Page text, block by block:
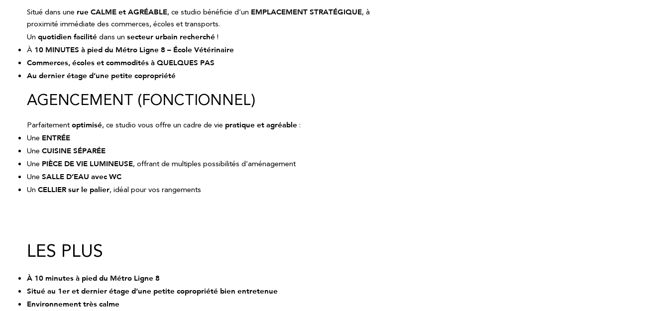
Situé dans une rue CALME et AGRÉABLE, ce studio bénéficie d’un EMPLACEMENT STRATÉGIQUE, à
proximité immédiate des commerces, écoles et transports.
Un quotidien facilité dans un secteur urbain recherché !
À 10 MINUTES à pied du Métro Ligne 8 – École Vétérinaire
Commerces, écoles et commodités à QUELQUES PAS
Au dernier étage d’une petite copropriété
AGENCEMENT (FONCTIONNEL)
Parfaitementoptimisé, ce studio vous offre un cadre de vie pratique et agréable :
Une ENTRÉE
Une CUISINE SÉPARÉE
Une PIÈCE DE VIE LUMINEUSE, offrant de multiples possibilités d’aménagement
Une SALLE D’EAU avec WC
Un CELLIER sur le palier, idéal pour vos rangements
LES PLUS
À 10 minutes à pied du Métro Ligne 8
Situé au 1er et dernier étage d’une petite copropriété bien entretenue
Environnement très calme